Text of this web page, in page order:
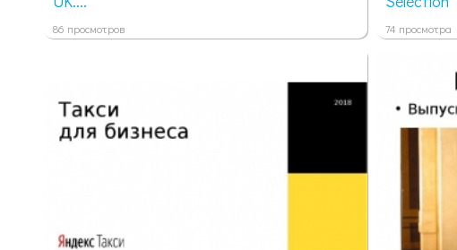
86 просмотров 74 просмотра